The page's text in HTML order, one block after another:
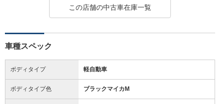
この店舗の中古車在庫一覧
車種スペック
ボディタイプ 軽自動車
ボディタイプ色 ブラックマイカM